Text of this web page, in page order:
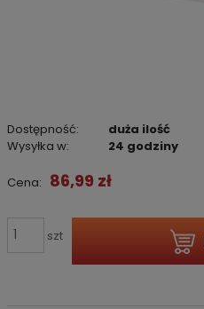
Dostępność:
duża ilość
Wysyłka w:
24 godziny
Cena: 86,99 zł
szt